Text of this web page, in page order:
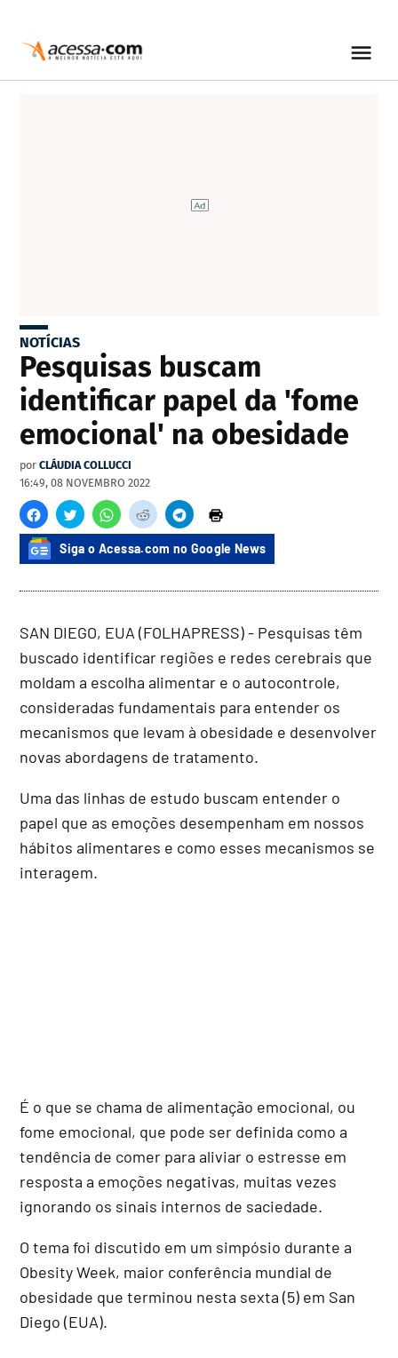
NOTÍCIAS
Pesquisas buscam
identificar papel da 'fome
emocional' na obesidade
por CLÁUDIA COLLUCCI
16:49, 08 NOVEMBRO 2022
Siga o Acessa.com no Google News
SAN DIEGO, EUA (FOLHAPRESS) - Pesquisas têm
buscado identificar regiões e redes cerebrais que
moldam a escolha alimentar e o autocontrole,
consideradas fundamentais para entender os
mecanismos que levam à obesidade e desenvolver
novas abordagens de tratamento.
Uma das linhas de estudo buscam entender o
papel que as emoções desempenham em nossos
hábitos alimentares e como esses mecanismos se
interagem.
É o que se chama de alimentação emocional, ou
fome emocional, que pode ser definida como a
tendência de comer para aliviar o estresse em
resposta a emoções negativas, muitas vezes
ignorando os sinais internos de saciedade.
O tema foi discutido em um simpósio durante a
Obesity Week, maior conferência mundial de
obesidade que terminou nesta sexta (5) em San
Diego (EUA).